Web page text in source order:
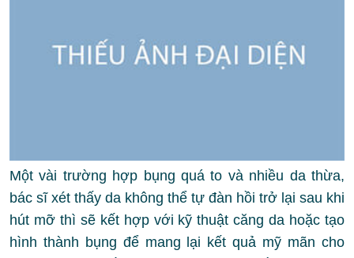
Một vài trường hợp bụng quá to và nhiều da thừa,
bác sĩ xét thấy da không thể tự đàn hồi trở lại sau khi
hút mỡ thì sẽ kết hợp với kỹ thuật căng da hoặc tạo
hình thành bụng để mang lại kết quả mỹ mãn cho